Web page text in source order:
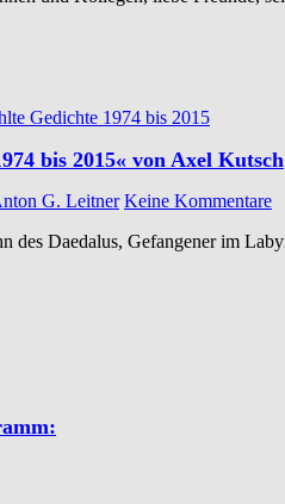
bis 2015« von Axel Kutsch
G. Leitner Keine Kommentare
des Daedalus, Gefangener im